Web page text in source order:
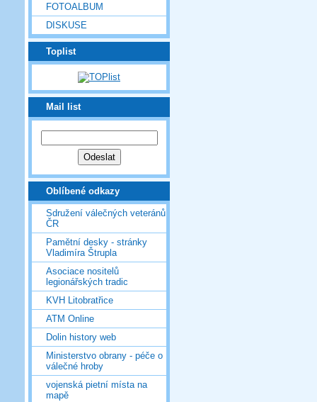
FOTOALBUM
DISKUSE
Toplist
Mail list
Oblíbené odkazy
Sdružení válečných veteránů
ČR
Pamětní desky - stránky
Vladimíra Štrupla
Asociace nositelů
legionářských tradic
KVH Litobratřice
ATM Online
Dolin history web
Ministerstvo obrany - péče o
válečné hroby
vojenská pietní místa na
mapě